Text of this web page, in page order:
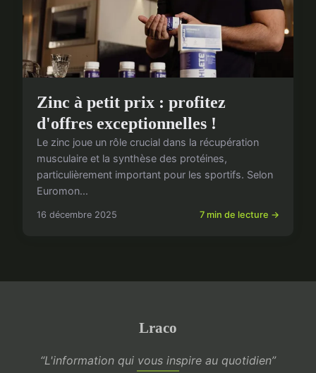
Zinc à petit prix : profitez
d'offres exceptionnelles !
Le zinc joue un rôle crucial dans la récupération
musculaire et la synthèse des protéines,
particulièrement important pour les sportifs. Selon
Euromon...
16 décembre 2025 7 min de lecture →
Lraco
“L'information qui vous inspire au quotidien”